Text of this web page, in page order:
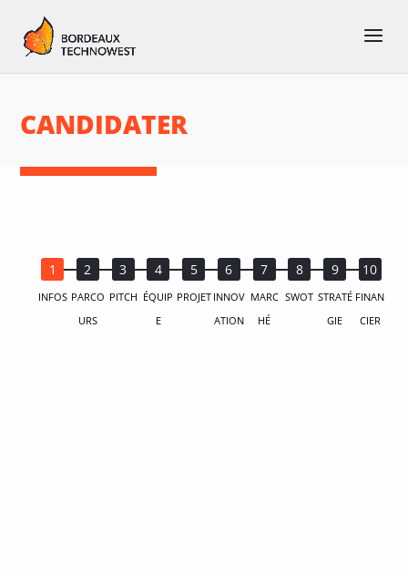
CANDIDATER
INFOS PARCO
URS
PITCH ÉQUIP
E
PROJET INNOV
ATION
MARC
HÉ
SWOT STRATÉ
GIE
FINAN
CIER